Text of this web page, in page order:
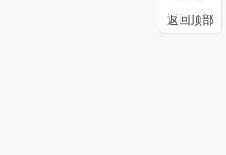
返回顶部